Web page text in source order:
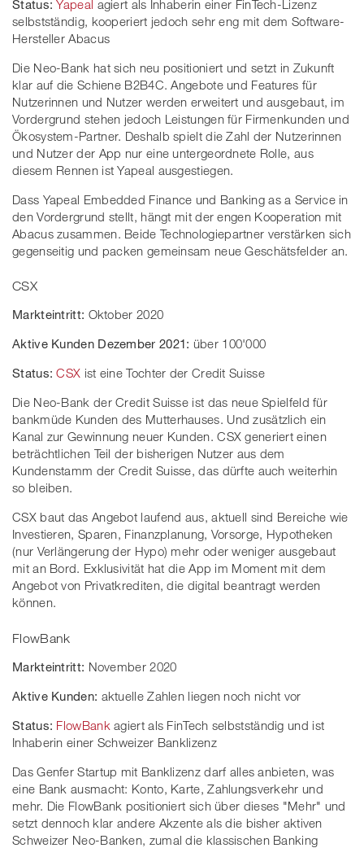
Status:Yapeal agiert als Inhaberin einer FinTech-Lizenz
selbstständig, kooperiert jedoch sehr eng mit dem Software-
Hersteller Abacus
Die Neo-Bank hat sich neu positioniert und setzt in Zukunft
klar auf die Schiene B2B4C. Angebote und Features für
Nutzerinnen und Nutzer werden erweitert und ausgebaut, im
Vordergrund stehen jedoch Leistungen für Firmenkunden und
Ökosystem-Partner. Deshalb spielt die Zahl der Nutzerinnen
und Nutzer der App nur eine untergeordnete Rolle, aus
diesem Rennen ist Yapeal ausgestiegen.
Dass Yapeal Embedded Finance und Banking as a Service in
den Vordergrund stellt, hängt mit der engen Kooperation mit
Abacus zusammen. Beide Technologiepartner verstärken sich
gegenseitig und packen gemeinsam neue Geschätsfelder an.
CSX
Markteintritt: Oktober 2020
Aktive Kunden Dezember 2021: über 100'000
Status:CSX ist eine Tochter der Credit Suisse
Die Neo-Bank der Credit Suisse ist das neue Spielfeld für
bankmüde Kunden des Mutterhauses. Und zusätzlich ein
Kanal zur Gewinnung neuer Kunden. CSX generiert einen
beträchtlichen Teil der bisherigen Nutzer aus dem
Kundenstamm der Credit Suisse, das dürfte auch weiterhin
so bleiben.
CSX baut das Angebot laufend aus, aktuell sind Bereiche wie
Investieren, Sparen, Finanzplanung, Vorsorge, Hypotheken
(nur Verlängerung der Hypo) mehr oder weniger ausgebaut
mit an Bord. Exklusivität hat die App im Moment mit dem
Angebot von Privatkrediten, die digital beantragt werden
können.
FlowBank
Markteintritt: November 2020
Aktive Kunden: aktuelle Zahlen liegen noch nicht vor
Status: FlowBank agiert als FinTech selbstständig und ist
Inhaberin einer Schweizer Banklizenz
Das Genfer Startup mit Banklizenz darf alles anbieten, was
eine Bank ausmacht: Konto, Karte, Zahlungsverkehr und
mehr. Die FlowBank positioniert sich über dieses "Mehr" und
setzt dennoch klar andere Akzente als die bisher aktiven
Schweizer Neo-Banken, zumal die klassischen Banking